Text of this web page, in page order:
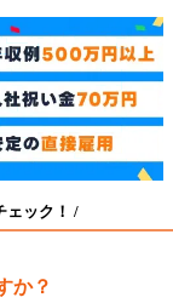
ェック！ /
か？